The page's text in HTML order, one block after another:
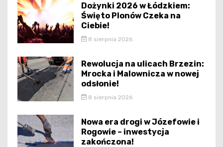
Dożynki 2026 w Łódzkiem:
Święto Plonów Czeka na
Ciebie!
8 sierpnia 2026
Rewolucja na ulicach Brzezin:
Mrocka i Malownicza w nowej
odsłonie!
8 sierpnia 2026
Nowa era drogi w Józefowie i
Rogowie – inwestycja
zakończona!